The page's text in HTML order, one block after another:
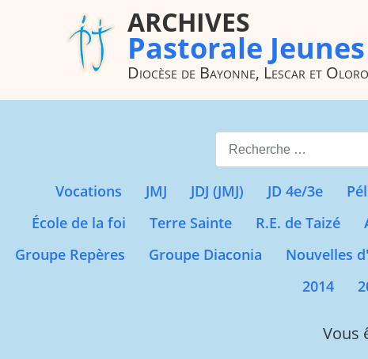
ARCHIVES
Pastorale
Diocèse de Bayonne, Lescar et
Valider
Vocations JMJ JDJ (JMJ) JD 4e/3e
École de la foi
Terre Sainte R.E. de Taizé
Groupe Repères
Groupe Diaconia Nouvelles
2014
Vous